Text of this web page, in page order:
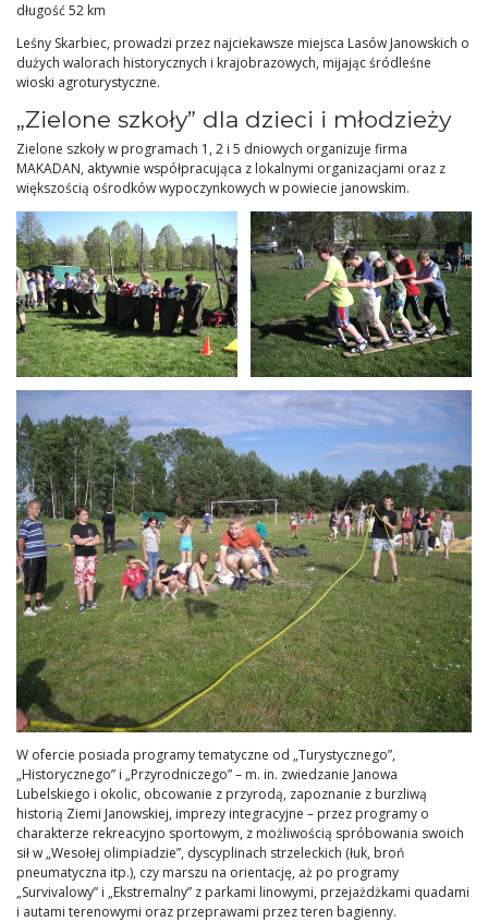
długość 52 km
Leśny Skarbiec, prowadzi przez najciekawsze miejsca Lasów Janowskich o
dużych walorach historycznych i krajobrazowych, mijając śródleśne
wioski agroturystyczne.
„Zielone szkoły” dla dzieci i młodzieży
Zielone szkoły w programach 1, 2 i 5 dniowych organizuje firma
MAKADAN, aktywnie współpracująca z lokalnymi organizacjami oraz z
większością ośrodków wypoczynkowych w powiecie janowskim.
W ofercie posiada programy tematyczne od „Turystycznego”,
„Historycznego” i „Przyrodniczego” – m. in. zwiedzanie Janowa
Lubelskiego i okolic, obcowanie z przyrodą, zapoznanie z burzliwą
historią Ziemi Janowskiej, imprezy integracyjne – przez programy o
charakterze rekreacyjno sportowym, z możliwością spróbowania swoich
sił w „Wesołej olimpiadzie”, dyscyplinach strzeleckich (łuk, broń
pneumatyczna itp.), czy marszu na orientację, aż po programy
„Survivalowy” i „Ekstremalny” z parkami linowymi, przejażdżkami quadami
i autami terenowymi oraz przeprawami przez teren bagienny.